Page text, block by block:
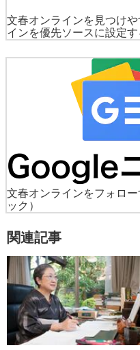
文春オンラインを見つけや
インを優先ソースに設定す
文春オンラインをフォロー
ック）
関連記事